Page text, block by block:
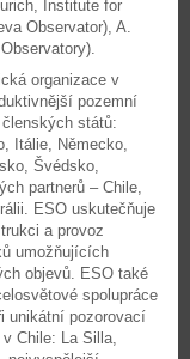
Institute for
Observator), A.
organizace v
pozemní
států:
Itálie, Německo,
Švédsko,
partnerů – Chile,
ESO uskutečňuje
a provoz
umožňujících
objevů. ESO také
spolupráce
unikátní pozorovací
Chile: La Silla,